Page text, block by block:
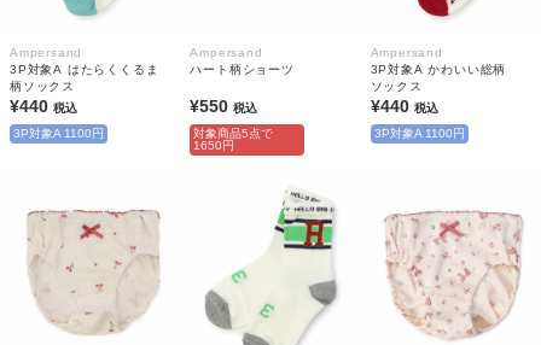
Ampersand
3P対象A はたらくくるま
柄ソックス
¥440 税込
3P対象A 1100円
Ampersand
ハート柄ショーツ
¥550税込
対象商品5点で
1650円
Ampersand
3P対象A かわいい総柄
ソックス
¥440 税込
3P対象A 1100円